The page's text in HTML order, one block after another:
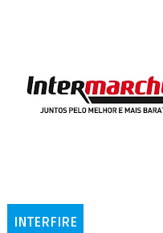
INTERFIRE